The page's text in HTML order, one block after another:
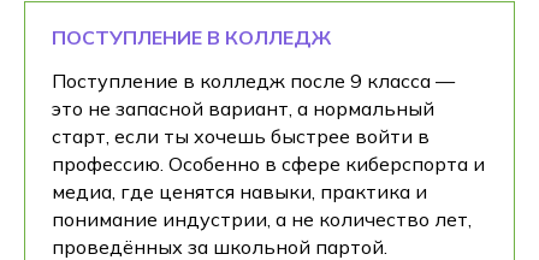
ПОСТУПЛЕНИЕ В КОЛЛЕДЖ
Поступление в колледж после 9 класса —
это не запасной вариант, а нормальный
старт, если ты хочешь быстрее войти в
профессию. Особенно в сфере киберспорта и
медиа, где ценятся навыки, практика и
понимание индустрии, а не количество лет,
проведённых за школьной партой.